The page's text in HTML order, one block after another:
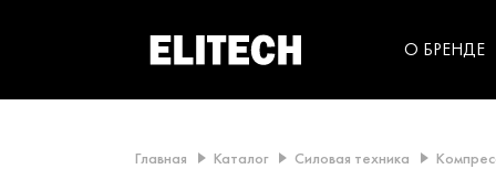
О БРЕНДЕ
Главная Каталог Силовая техника